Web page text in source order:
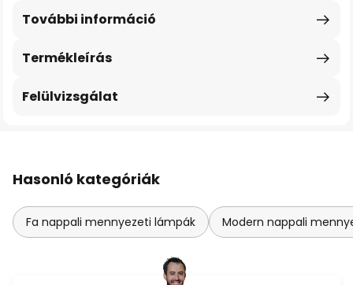
Termékleírás
További információ
Felülvizsgálat
Hasonló kategóriák
Fa nappali mennyezeti lámpák Modern nappali